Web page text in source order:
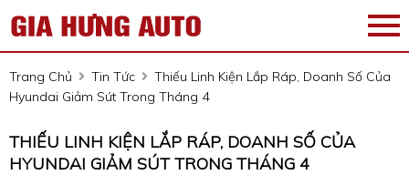
Trang Chủ Tin Tức
Thiếu Linh Kiện Lắp Ráp, Doanh Số Của
Hyundai Giảm Sút Trong Tháng 4
THIẾU LINH KIỆN LẮP RÁP, DOANH SỐ CỦA
HYUNDAI GIẢM SÚT TRONG THÁNG 4